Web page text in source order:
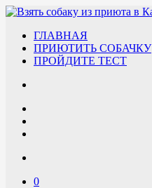
ГЛАВНАЯ
ПРИЮТИТЬ СОБАЧКУ
ПРОЙДИТЕ ТЕСТ
0